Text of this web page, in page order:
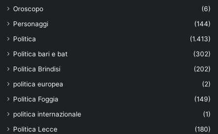
Oroscopo
(6)
Personaggi
(144)
Politica
(1.413)
Politica bari e bat
(302)
Politica Brindisi
(202)
politica europea
(2)
Politica Foggia
(149)
politica internazionale
(1)
Politica Lecce
(180)